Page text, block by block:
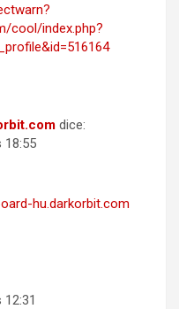
cool/index.php?
dice:
18:55
hu.darkorbit.com